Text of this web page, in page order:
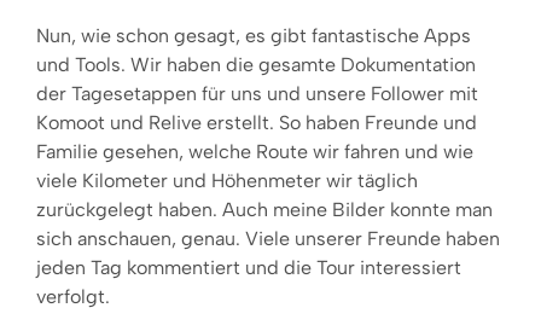
Nun, wie schon gesagt, es gibt fantastische Apps
und Tools. Wir haben die gesamte Dokumentation
der Tagesetappen für uns und unsere Follower mit
Komoot und Relive erstellt. So haben Freunde und
Familie gesehen, welche Route wir fahren und wie
viele Kilometer und Höhenmeter wir täglich
zurückgelegt haben. Auch meine Bilder konnte man
sich anschauen, genau. Viele unserer Freunde haben
jeden Tag kommentiert und die Tour interessiert
verfolgt.